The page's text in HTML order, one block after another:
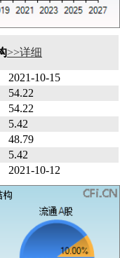
>>详细
2021-10-15
54.22
54.22
5.42
48.79
5.42
2021-10-12